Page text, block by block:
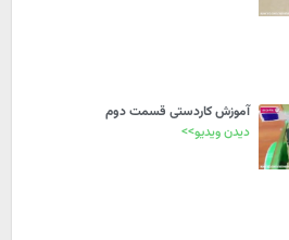
آموزش کاردستی قسمت دوم
دیدن ویدیو>>